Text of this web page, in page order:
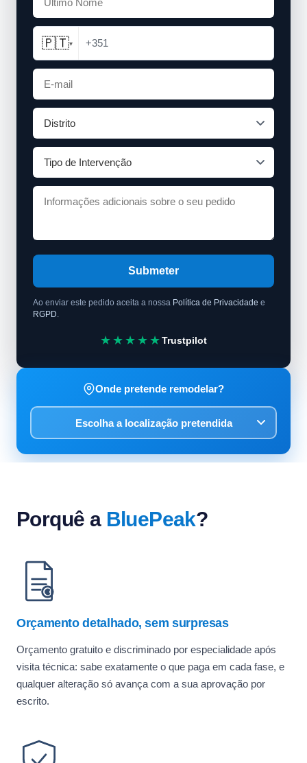
🇵🇹▾ +351
Submeter
Ao enviar este pedido aceita a nossa Política de Privacidade e
RGPD
★★★★★Trustpilot
Onde pretende remodelar?
Porquê a BluePeak?
Orçamento detalhado, sem surpresas
Orçamento gratuito e discriminado por especialidade após
visita técnica: sabe exatamente o que paga em cada fase, e
qualquer alteração só avança com a sua aprovação por
escrito.